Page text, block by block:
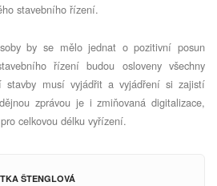
stavebního řízení.
by se mělo jednat o pozitivní posun
řízení budou osloveny všechny
stavby musí vyjádřit a vyjádření si zajistí
zprávou je i zmiňovaná digitalizace,
celkovou délku vyřízení.
ŠTENGLOVÁ